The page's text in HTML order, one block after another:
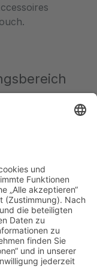
stets
muss er
Sideboard
die nicht
auch Ihrem